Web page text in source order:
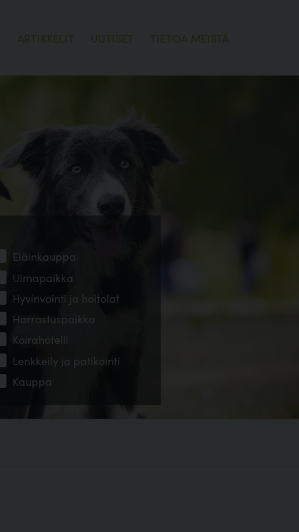
ARTIKKELIT UUTISET TIETOA MEISTÄ
Eläinkauppa
Uimapaikka
Hyvinvointi ja hoitolat
Harrastuspaikka
Koirahotelli
Lenkkeily ja patikointi
Kauppa